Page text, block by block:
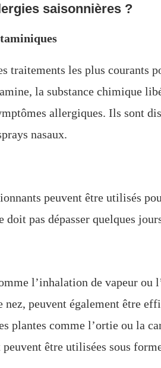
saisonnières ?
traitements les plus courants
la substance chimique
allergiques. Ils sont
nasaux.
peuvent être utilisés
pas dépasser quelques
l’inhalation de vapeur ou
peuvent également être
plantes comme l’ortie ou la
être utilisées sous